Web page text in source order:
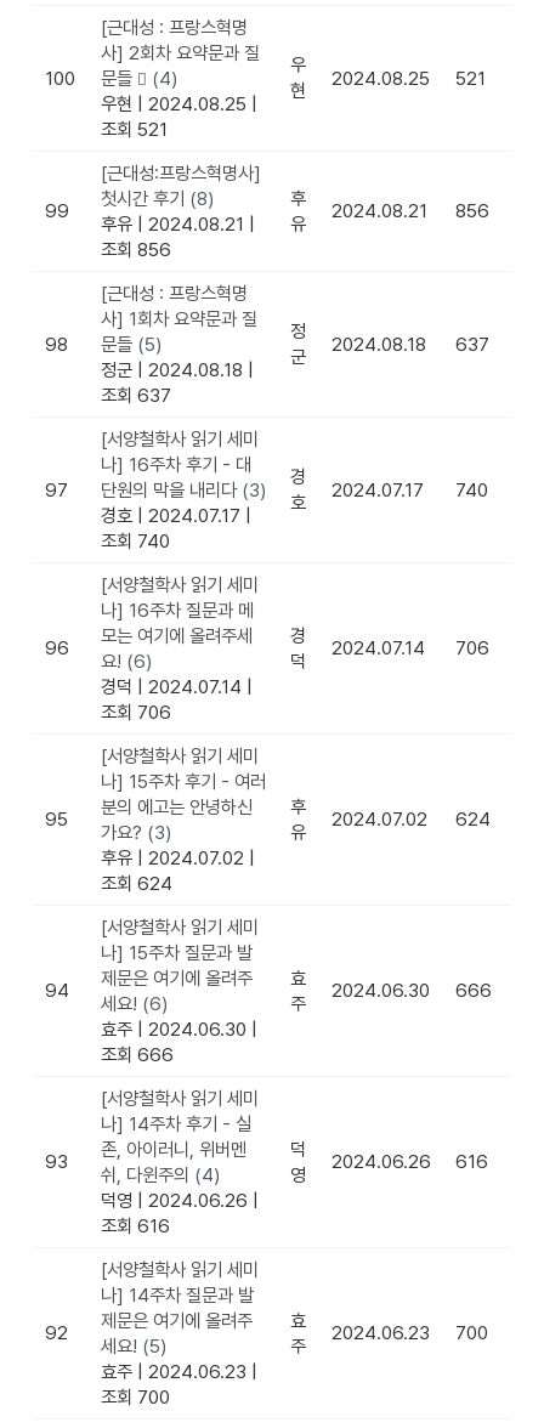
100
[근대성 : 프랑스혁명
사] 2회차 요약문과 질
문들
(4)
우현
2024.08.25
조회 521
우
현
2024.08.25 521
99
[근대성:프랑스혁명사]
첫시간 후기 (8)
후유
2024.08.21
조회 856
후
유
2024.08.21 856
98
[근대성 : 프랑스혁명
사] 1회차 요약문과 질
문들 (5)
정군
2024.08.18
조회 637
정
군
2024.08.18 637
97
[서양철학사 읽기 세미
나] 16주차 후기 - 대
단원의 막을 내리다 (3)
경호
2024.07.17
조회 740
경
호
2024.07.17 740
96
[서양철학사 읽기 세미
나] 16주차 질문과 메
모는 여기에 올려주세
요! (6)
경덕
2024.07.14
조회 706
경
덕
2024.07.14 706
95
[서양철학사 읽기 세미
나] 15주차 후기 - 여러
분의 에고는 안녕하신
가요? (3)
후유
2024.07.02
조회 624
후
유
2024.07.02 624
94
[서양철학사 읽기 세미
나] 15주차 질문과 발
제문은 여기에 올려주
세요! (6)
효주
2024.06.30
조회 666
효
주
2024.06.30 666
93
[서양철학사 읽기 세미
나] 14주차 후기 - 실
존, 아이러니, 위버멘
쉬, 다윈주의 (4)
덕영
2024.06.26
조회 616
덕
영
2024.06.26 616
92
[서양철학사 읽기 세미
나] 14주차 질문과 발
제문은 여기에 올려주
세요! (5)
효주
2024.06.23
조회 700
효
주
2024.06.23 700